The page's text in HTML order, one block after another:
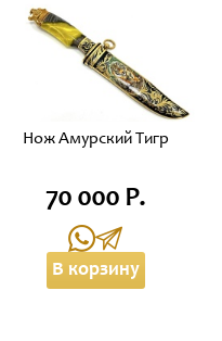
Нож Амурский Тигр
70 000 Р.
В корзину